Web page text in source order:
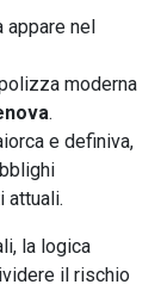
appare nel
moderna
.
e definiva,
attuali.
la logica
il rischio